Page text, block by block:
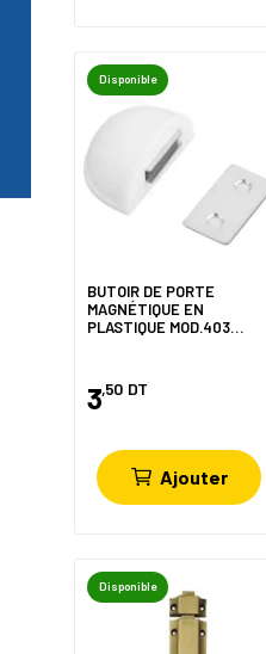
Disponible
BUTOIR DE PORTE
MAGNÉTIQUE EN
PLASTIQUE MOD.403
3,50 DT
Ajouter
Disponible